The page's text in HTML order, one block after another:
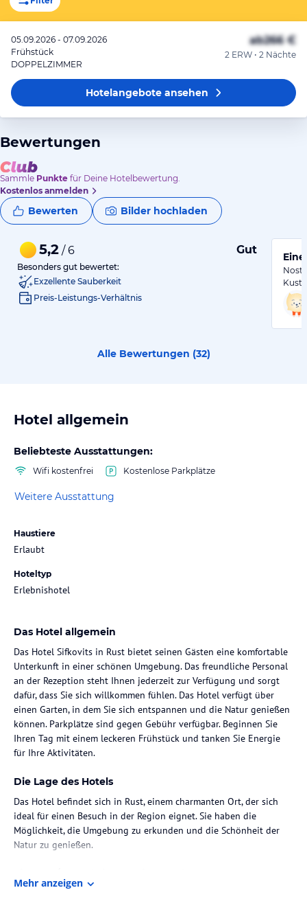
05.09.2026 - 07.09.2026
Frühstück
DOPPELZIMMER
ab266 €
2 ERW • 2 Nächte
Hotelangeboteansehen
Bewertungen
Sammle Punkte für Deine Hotelbewertung.
Kostenlos anmelden
Bewerten Bilder hochladen
5,2 / 6 Gut
Besonders gut bewertet:
Exzellente Sauberkeit
Preis-Leistungs-Verhältnis
Kust
Alle Bewertungen (32)
Hotel allgemein
Beliebteste Ausstattungen:
Wifi kostenfrei Kostenlose Parkplätze
Weitere Ausstattung
Haustiere
Erlaubt
Hoteltyp
Erlebnishotel
Das Hotel allgemein
Das Hotel Sifkovits in Rust bietet seinen Gästen eine komfortable
Unterkunft in einer schönen Umgebung. Das freundliche Personal
an der Rezeption steht Ihnen jederzeit zur Verfügung und sorgt
dafür, dass Sie sich willkommen fühlen. Das Hotel verfügt über
einen Garten, in dem Sie sich entspannen und die Natur genießen
können. Parkplätze sind gegen Gebühr verfügbar. Beginnen Sie
Ihren Tag mit einem leckeren Frühstück und tanken Sie Energie
für Ihre Aktivitäten.
Die Lage des Hotels
Das Hotel befindet sich in Rust, einem charmanten Ort, der sich
ideal für einen Besuch in der Region eignet. Sie haben die
Möglichkeit, die Umgebung zu erkunden und die Schönheit der
Natur zu genießen.
Mehr anzeigen